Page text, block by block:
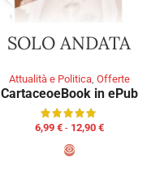
SOLO ANDATA
Attualità e Politica, Offerte
CartaceoeBook in ePub
6,99 € - 12,90 €